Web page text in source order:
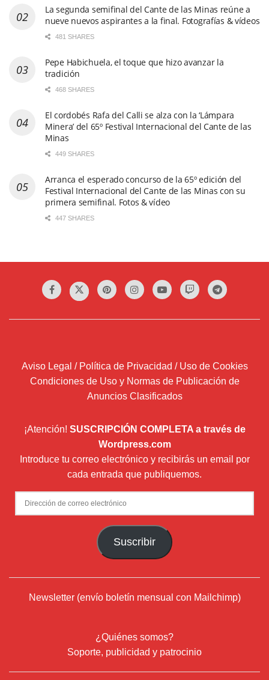
La segunda semifinal del Cante de las Minas reúne a
nueve nuevos aspirantes a la final. Fotografías & vídeos
481 SHARES
Pepe Habichuela, el toque que hizo avanzar la
tradición
468 SHARES
El cordobés Rafa del Calli se alza con la ‘Lámpara
Minera’ del 65º Festival Internacional del Cante de las
Minas
449 SHARES
Arranca el esperado concurso de la 65º edición del
Festival Internacional del Cante de las Minas con su
primera semifinal. Fotos & vídeo
447 SHARES
Aviso Legal / Política de Privacidad / Uso de Cookies
Condiciones de Uso y Normas de Publicación de
Anuncios Clasificados
¡Atención! SUSCRIPCIÓN COMPLETA a través de
Wordpress.com
Introduce tu correo electrónico y recibirás un email por
cada entrada que publiquemos.
Dirección
de
Suscribir
Newsletter (envío boletín mensual con Mailchimp)
¿Quiénes somos?
Soporte, publicidad y patrocinio